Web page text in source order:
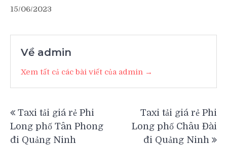
15/06/2023
Về admin
Xem tất cả các bài viết của admin →
hướng
bài
Taxi tải giá rẻ Phi
Long phố Tân Phong
đi Quảng Ninh
Taxi tải giá rẻ Phi
Long phố Châu Đài
đi Quảng Ninh